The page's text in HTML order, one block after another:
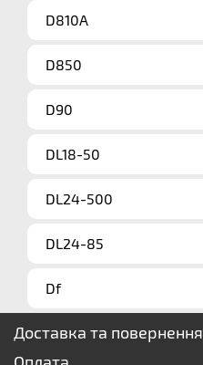
D810A
D850
D90
DL18-50
DL24-500
DL24-85
Df
Доставка та повернення